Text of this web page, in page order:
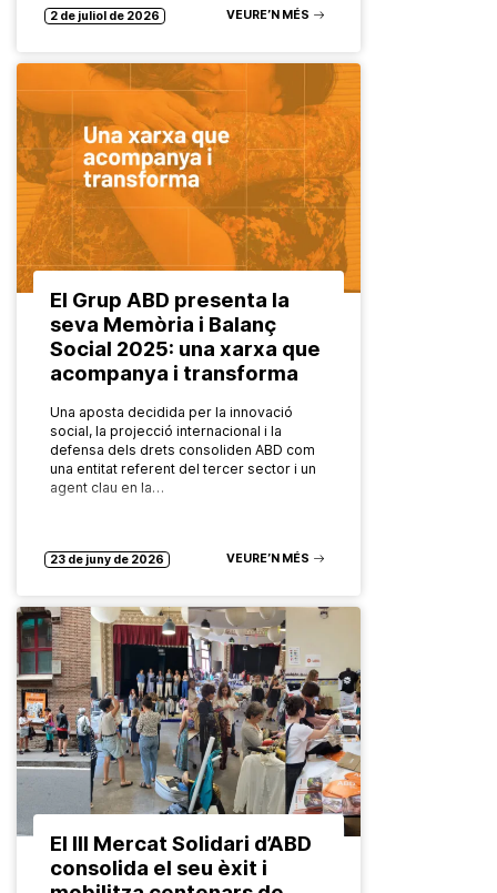
2 de juliol de 2026 VEURE’N MÉS
El Grup ABD presenta la
seva Memòria i Balanç
Social 2025: una xarxa que
acompanya i transforma
Una aposta decidida per la innovació
social, la projecció internacional i la
defensa dels drets consoliden ABD com
una entitat referent del tercer sector i un
agent clau en la…
23 de juny de 2026 VEURE’N MÉS
El III Mercat Solidari d’ABD
consolida el seu èxit i